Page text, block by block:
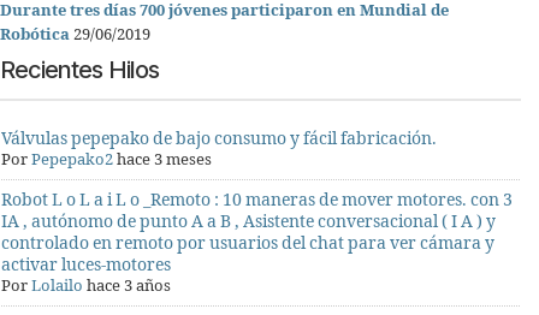
Durante tres días 700 jóvenes participaron en Mundial de
Robótica29/06/2019
Recientes Hilos
Válvulas pepepako de bajo consumo y fácil fabricación.
PorPepepako2hace 3 meses
Robot L o L a i L o _Remoto : 10 maneras de mover motores. con 3
IA , autónomo de punto A a B , Asistente conversacional ( I A ) y
controlado en remoto por usuarios del chat para ver cámara y
activar luces-motores
PorLolailo hace 3 años